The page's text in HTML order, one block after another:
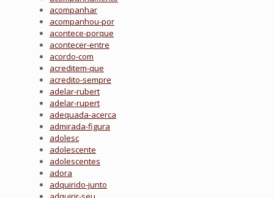
acompanhar
acompanhou-por
acontece-porque
acontecer-entre
acordo-com
acreditem-que
acredito-sempre
adelar-rubert
adelar-rupert
adequada-acerca
admirada-figura
adolesc
adolescente
adolescentes
adora
adquirido-junto